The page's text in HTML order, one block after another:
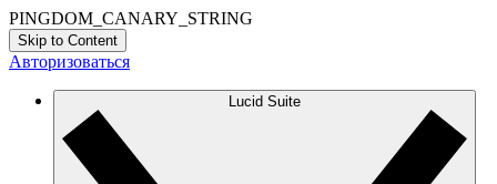
PINGDOM_CANARY_STRING
Skip to Content
Авторизоваться
Lucid Suite